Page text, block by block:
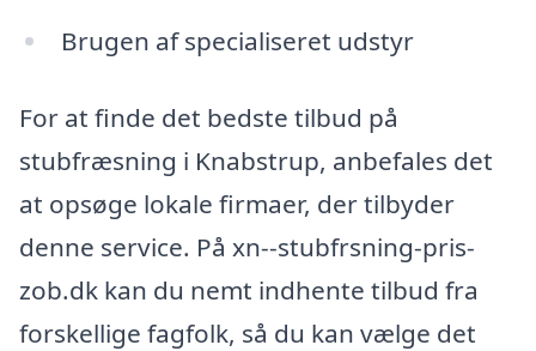
Brugen af specialiseret udstyr
For at finde det bedste tilbud på
stubfræsning i Knabstrup, anbefales det
at opsøge lokale firmaer, der tilbyder
denne service. På xn--stubfrsning-pris-
zob.dk kan du nemt indhente tilbud fra
forskellige fagfolk, så du kan vælge det